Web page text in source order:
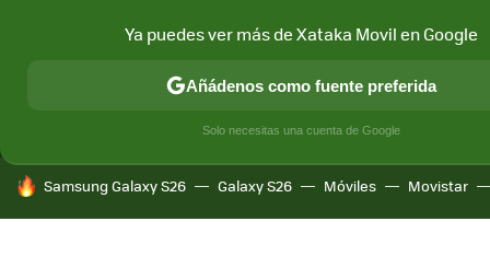
MÓVIL Y SOCIEDAD APLICACIONES
HOY SE HABLA DE
Samsung Galaxy S26 Galaxy S26 Móviles Movistar
Ya puedes ver más de Xataka Movil en Google
Añádenos como fuente preferida
Solo necesitas una cuenta de Google